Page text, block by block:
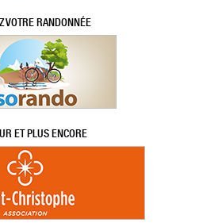
VOTRE RANDONNÉE
ET PLUS ENCORE